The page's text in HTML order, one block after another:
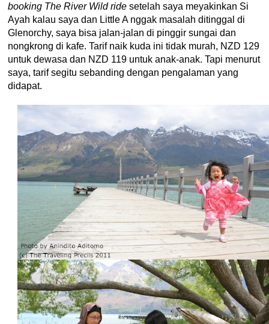
booking The River Wild ride setelah saya meyakinkan Si
Ayah kalau saya dan Little A nggak masalah ditinggal di
Glenorchy, saya bisa jalan-jalan di pinggir sungai dan
nongkrong di kafe. Tarif naik kuda ini tidak murah, NZD 129
untuk dewasa dan NZD 119 untuk anak-anak. Tapi menurut
saya, tarif segitu sebanding dengan pengalaman yang
didapat.